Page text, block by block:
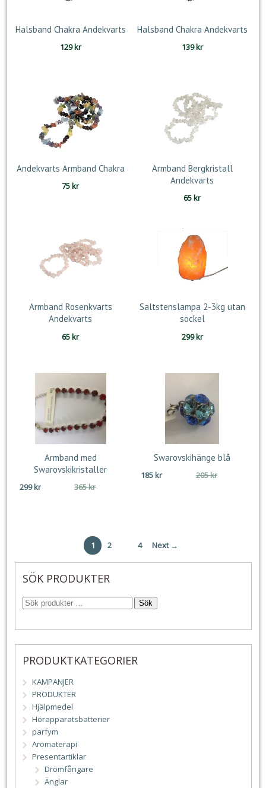
Halsband Chakra Andekvarts
129kr
Halsband Chakra Andekvarts
139kr
Andekvarts Armband Chakra
75kr
Armband Bergkristall
Andekvarts
65kr
Armband Rosenkvarts
Andekvarts
65kr
Saltstenslampa 2-3kg utan
sockel
299kr
Armband med
Swarovskikristaller
365krDet
365 kr.
299kr
Det
299 kr.
Swarovskihänge blå
205krDet
185 kr
Det
1
2 4 Next →
SÖK PRODUKTER
Sök
PRODUKTKATEGORIER
KAMPANJER
PRODUKTER
Hjälpmedel
Hörapparatsbatterier
parfym
Aromaterapi
Presentartiklar
Drömfångare
Änglar